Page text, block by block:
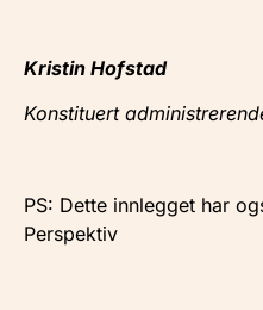
Kristin Hofstad
Konstituert
PS: Dette innlegget har
Perspektiv